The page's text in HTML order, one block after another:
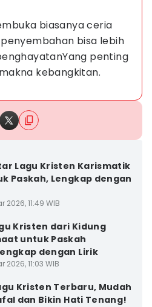
biasanya ceria
bisa lebih
penting
kebangkitan.
Lagu Kristen Karismatik
Paskah, Lengkap dengan
2026, 11:49 WIB
Kristen dari Kidung
untuk Paskah
dengan Lirik
2026, 11:03 WIB
Kristen Terbaru, Mudah
dan Bikin Hati Tenang!